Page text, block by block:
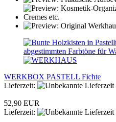
WERKBOX PASTELL Fichte
Lieferzeit:
52,90 EUR
Lieferzeit: